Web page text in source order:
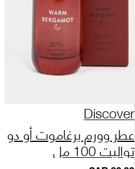
Discover
عطر وورم برغاموت أو دو
تواليت 100 مل